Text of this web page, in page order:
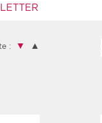
: ▼ ▲